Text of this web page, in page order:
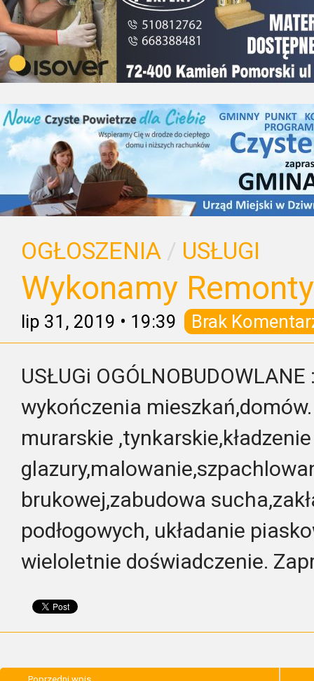
OGŁOSZENIA / USŁUGI
Wykonamy Remonty
lip 31, 2019 • 19:39 Brak
USŁUGi
wykończenia
murarskie ,tynkarskie,kładzenie
brukowej,zabudowa
podłogowych, układanie
wieloletnie doświadczenie.